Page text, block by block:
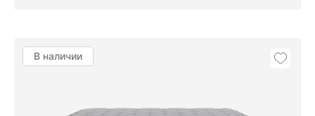
В наличии